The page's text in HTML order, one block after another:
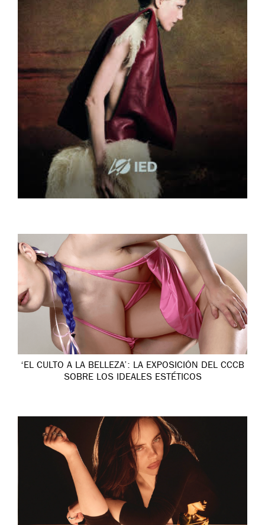
‘EL CULTO A LA BELLEZA’: LA EXPOSICIÓN DEL CCCB
SOBRE LOS IDEALES ESTÉTICOS